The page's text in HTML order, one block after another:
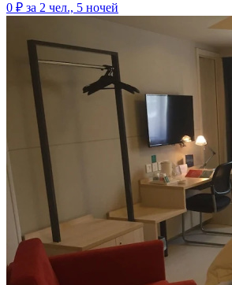
0 ₽ за 2 чел., 5 ночей